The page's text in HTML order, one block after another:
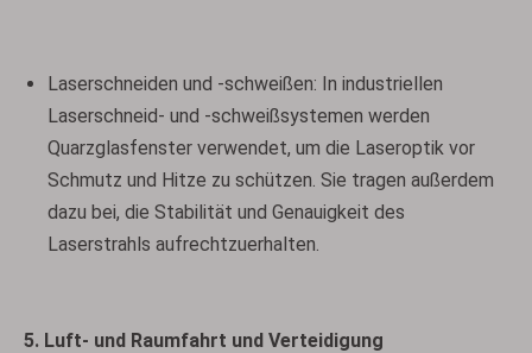
Laserschneiden und -schweißen: In industriellen
Laserschneid- und -schweißsystemen werden
Quarzglasfenster verwendet, um die Laseroptik vor
Schmutz und Hitze zu schützen. Sie tragen außerdem
dazu bei, die Stabilität und Genauigkeit des
Laserstrahls aufrechtzuerhalten.
5. Luft- und Raumfahrt und Verteidigung